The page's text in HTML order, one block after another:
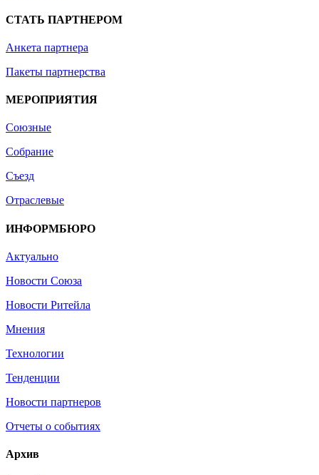
СТАТЬ ПАРТНЕРОМ
Анкета партнера
Пакеты партнерства
МЕРОПРИЯТИЯ
Союзные
Собрание
Съезд
Отраслевые
ИНФОРМБЮРО
Актуально
Новости Союза
Новости Ритейла
Мнения
Технологии
Тенденции
Новости партнеров
Отчеты о событиях
Архив